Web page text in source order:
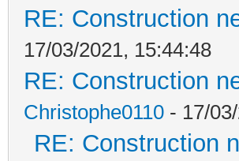
RE: Construction
17/03/2021, 15:44:48
RE: Construction
Christophe0110 - 17/
RE: Construction